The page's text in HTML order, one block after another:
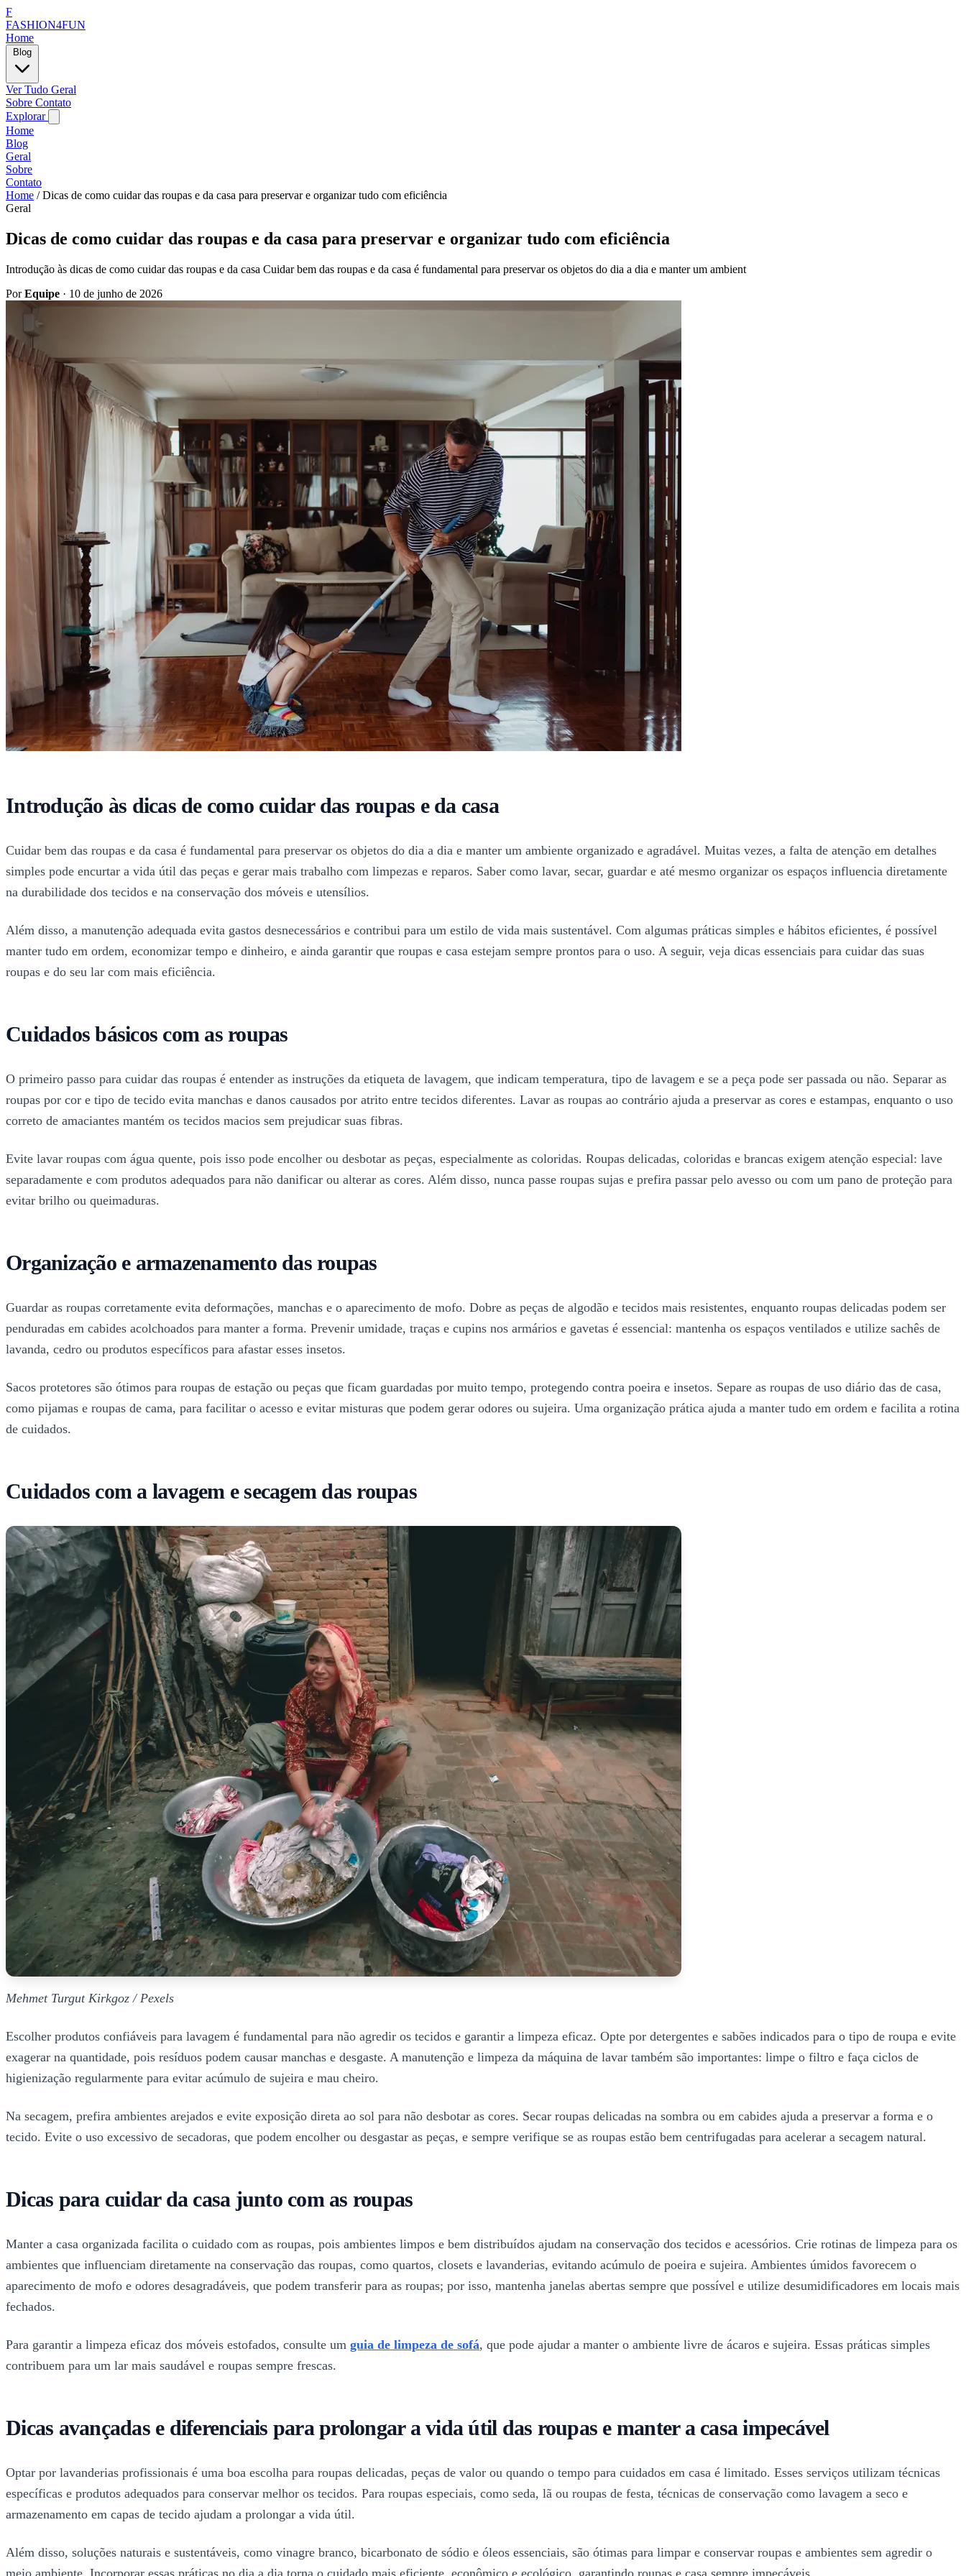
F
FASHION4FUN
Home
Ver Tudo Geral
Sobre Contato
Explorar
Home
Blog
Geral
Sobre
Contato
Home / Dicas de como cuidar das roupas e da casa para preservar e organizar tudo com eficiência
Geral
Dicas de como cuidar das roupas e da casa para preservar e organizar tudo com eficiência
Introdução às dicas de como cuidar das roupas e da casa Cuidar bem das roupas e da casa é fundamental para preservar os objetos do dia a dia e manter um ambient
PorEquipe · 10 de junho de 2026
Introdução às dicas de como cuidar das roupas e da casa
Cuidar bem das roupas e da casa é fundamental para preservar os objetos do dia a dia e manter um ambiente organizado e agradável. Muitas vezes, a falta de atenção em detalhes
simples pode encurtar a vida útil das peças e gerar mais trabalho com limpezas e reparos. Saber como lavar, secar, guardar e até mesmo organizar os espaços influencia diretamente
na durabilidade dos tecidos e na conservação dos móveis e utensílios.
Além disso, a manutenção adequada evita gastos desnecessários e contribui para um estilo de vida mais sustentável. Com algumas práticas simples e hábitos eficientes, é possível
manter tudo em ordem, economizar tempo e dinheiro, e ainda garantir que roupas e casa estejam sempre prontos para o uso. A seguir, veja dicas essenciais para cuidar das suas
roupas e do seu lar com mais eficiência.
Cuidados básicos com as roupas
O primeiro passo para cuidar das roupas é entender as instruções da etiqueta de lavagem, que indicam temperatura, tipo de lavagem e se a peça pode ser passada ou não. Separar as
roupas por cor e tipo de tecido evita manchas e danos causados por atrito entre tecidos diferentes. Lavar as roupas ao contrário ajuda a preservar as cores e estampas, enquanto o uso
correto de amaciantes mantém os tecidos macios sem prejudicar suas fibras.
Evite lavar roupas com água quente, pois isso pode encolher ou desbotar as peças, especialmente as coloridas. Roupas delicadas, coloridas e brancas exigem atenção especial: lave
separadamente e com produtos adequados para não danificar ou alterar as cores. Além disso, nunca passe roupas sujas e prefira passar pelo avesso ou com um pano de proteção para
evitar brilho ou queimaduras.
Organização e armazenamento das roupas
Guardar as roupas corretamente evita deformações, manchas e o aparecimento de mofo. Dobre as peças de algodão e tecidos mais resistentes, enquanto roupas delicadas podem ser
penduradas em cabides acolchoados para manter a forma. Prevenir umidade, traças e cupins nos armários e gavetas é essencial: mantenha os espaços ventilados e utilize sachês de
lavanda, cedro ou produtos específicos para afastar esses insetos.
Sacos protetores são ótimos para roupas de estação ou peças que ficam guardadas por muito tempo, protegendo contra poeira e insetos. Separe as roupas de uso diário das de casa,
como pijamas e roupas de cama, para facilitar o acesso e evitar misturas que podem gerar odores ou sujeira. Uma organização prática ajuda a manter tudo em ordem e facilita a rotina
de cuidados.
Cuidados com a lavagem e secagem das roupas
Mehmet Turgut Kirkgoz / Pexels
Escolher produtos confiáveis para lavagem é fundamental para não agredir os tecidos e garantir a limpeza eficaz. Opte por detergentes e sabões indicados para o tipo de roupa e evite
exagerar na quantidade, pois resíduos podem causar manchas e desgaste. A manutenção e limpeza da máquina de lavar também são importantes: limpe o filtro e faça ciclos de
higienização regularmente para evitar acúmulo de sujeira e mau cheiro.
Na secagem, prefira ambientes arejados e evite exposição direta ao sol para não desbotar as cores. Secar roupas delicadas na sombra ou em cabides ajuda a preservar a forma e o
tecido. Evite o uso excessivo de secadoras, que podem encolher ou desgastar as peças, e sempre verifique se as roupas estão bem centrifugadas para acelerar a secagem natural.
Dicas para cuidar da casa junto com as roupas
Manter a casa organizada facilita o cuidado com as roupas, pois ambientes limpos e bem distribuídos ajudam na conservação dos tecidos e acessórios. Crie rotinas de limpeza para os
ambientes que influenciam diretamente na conservação das roupas, como quartos, closets e lavanderias, evitando acúmulo de poeira e sujeira. Ambientes úmidos favorecem o
aparecimento de mofo e odores desagradáveis, que podem transferir para as roupas; por isso, mantenha janelas abertas sempre que possível e utilize desumidificadores em locais mais
fechados.
Para garantir a limpeza eficaz dos móveis estofados, consulte um guia de limpeza de sofá, que pode ajudar a manter o ambiente livre de ácaros e sujeira. Essas práticas simples
contribuem para um lar mais saudável e roupas sempre frescas.
Dicas avançadas e diferenciais para prolongar a vida útil das roupas e manter a casa impecável
Optar por lavanderias profissionais é uma boa escolha para roupas delicadas, peças de valor ou quando o tempo para cuidados em casa é limitado. Esses serviços utilizam técnicas
específicas e produtos adequados para conservar melhor os tecidos. Para roupas especiais, como seda, lã ou roupas de festa, técnicas de conservação como lavagem a seco e
armazenamento em capas de tecido ajudam a prolongar a vida útil.
Além disso, soluções naturais e sustentáveis, como vinagre branco, bicarbonato de sódio e óleos essenciais, são ótimas para limpar e conservar roupas e ambientes sem agredir o
meio ambiente. Incorporar essas práticas no dia a dia torna o cuidado mais eficiente, econômico e ecológico, garantindo roupas e casa sempre impecáveis.